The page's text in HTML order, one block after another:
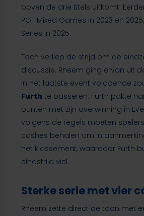
boven de drie titels uitkomt.
PGT Mixed Games in 2023 en
Series in 2025.
Toch verliep de strijd om de
discussie. Rheem ging ervan uit
in het laatste event voldoende
Furth te passeren. Furth pakte
punten met zijn overwinning in
volgens de regels moeten
cashes behalen om in
het klassement, waardoor Furth
eindstrijd viel.
Sterke serie met vier
Rheem zette direct de toon met